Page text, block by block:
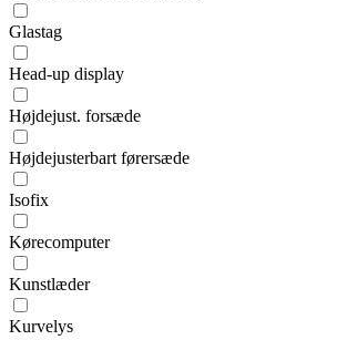
Glastag
Head-up display
Højdejust. forsæde
Højdejusterbart førersæde
Isofix
Kørecomputer
Kunstlæder
Kurvelys